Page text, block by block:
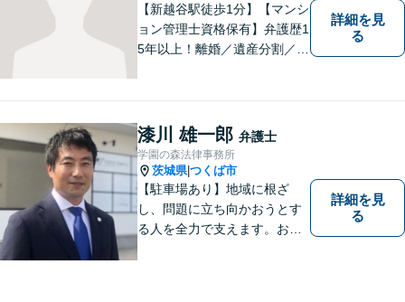
【新越谷駅徒歩1分】【マンシ
ョン管理士資格保有】弁護歴1
5年以上！離婚／遺産分割／刑
組みます。お困りごとはお気
軽にご相談ください！【法テ
ラス歓迎】
詳細を見
る
漆川 雄一郎 弁護士
学園の森法律事務所
茨城県|つくば市
【駐車場あり】地域に根ざ
し、問題に立ち向かおうとす
る人を全力で支えます。お困
詳細を見
る